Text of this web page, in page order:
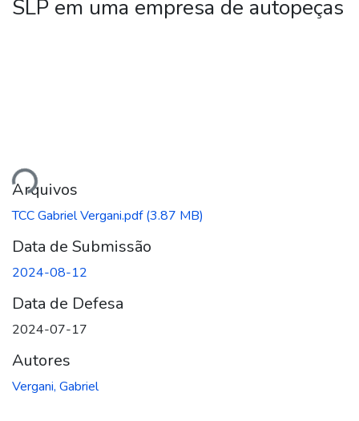
SLP em uma empresa de autopeças
Arquivos
TCC Gabriel Vergani.pdf(3.87 MB)
Data de Submissão
2024-08-12
Data de Defesa
2024-07-17
Autores
Vergani, Gabriel